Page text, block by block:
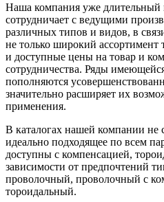
Наша компания уже длительный
сотрудничает с ведущими
различных типов и видов, в
не только широкий ассортимент
и доступные цены на товар и
сотрудничества. Ряды
пополняются
значительно расширяет их
применения.
В каталогах нашей компании не
идеально подходящее по всем
доступны с компенсацией,
зависимости от предпочтений
проволочный, проволочный с
тороидальный.